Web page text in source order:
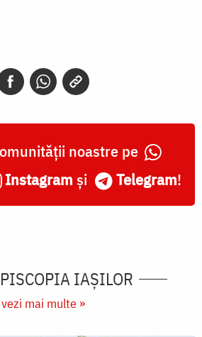
noastre pe
Instagram și Telegram!
IAŞILOR
vezi mai multe »